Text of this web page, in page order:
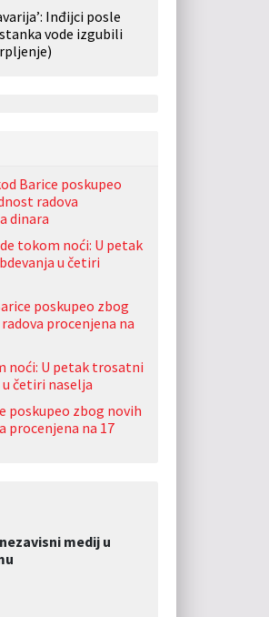
Inđijci posle
vode izgubili
Barice poskupeo
radova
dinara
tokom noći: U petak
u četiri
poskupeo zbog
procenjena na
noći: U petak trosatni
četiri naselja
poskupeo zbog novih
procenjena na 17
medij u